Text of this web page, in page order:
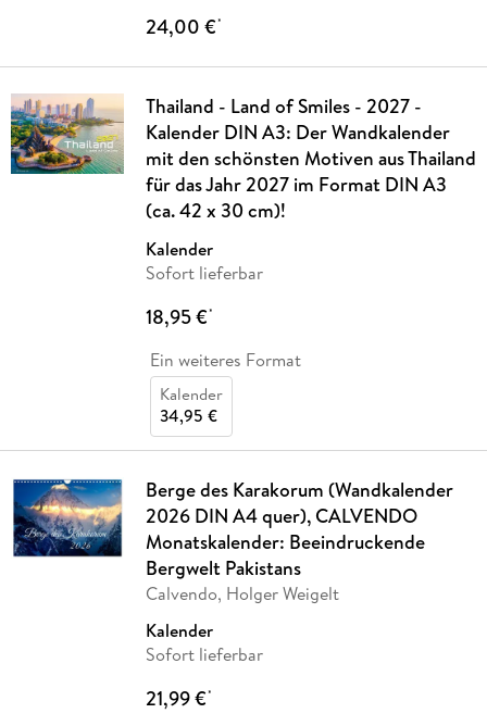
24,00 €*
Thailand - Land of Smiles - 2027 -
Kalender DIN A3: Der Wandkalender
mit den schönsten Motiven aus Thailand
für das Jahr 2027 im Format DIN A3
(ca. 42 x 30 cm)!
Kalender
Sofort lieferbar
18,95 €*
Ein weiteres Format
Kalender
34,95 €
Berge des Karakorum (Wandkalender
2026 DIN A4 quer), CALVENDO
Monatskalender: Beeindruckende
Bergwelt Pakistans
Calvendo, Holger Weigelt
Kalender
Sofort lieferbar
21,99 €*